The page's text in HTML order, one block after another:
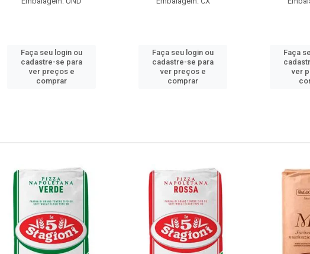
Faça seu login ou
cadastre-se para
ver preços e
comprar
Faça seu login ou
cadastre-se para
ver preços e
comprar
Faça
ver